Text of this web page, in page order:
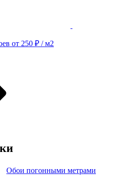
от 250 ₽ / м2
Обои погонными метрами